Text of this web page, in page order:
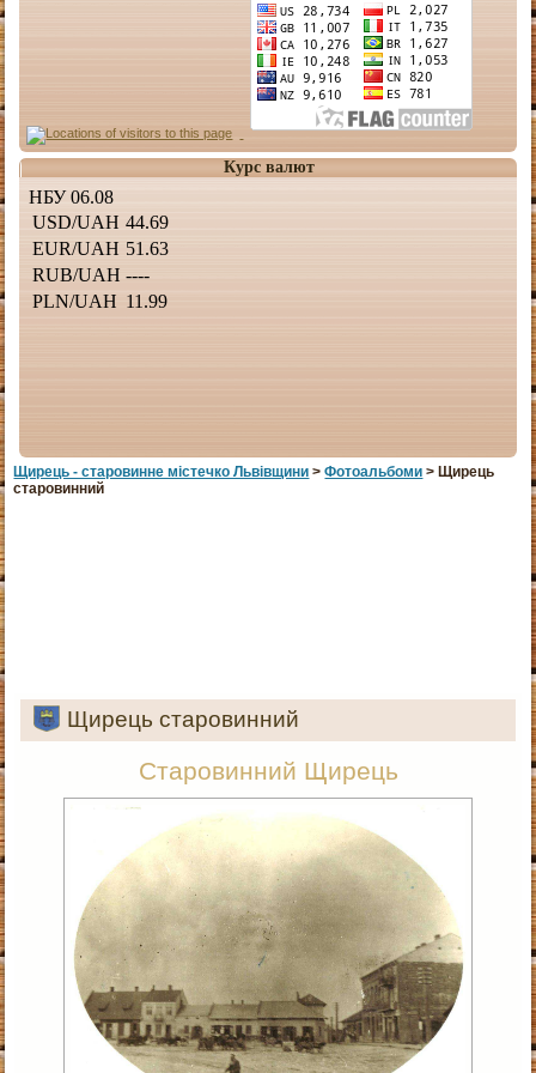
Курс валют
Щирець - старовинне мiстечко Львiвщини >Фотоальбоми > Щирець
старовинний
Щирець старовинний
Старовинний Щирець